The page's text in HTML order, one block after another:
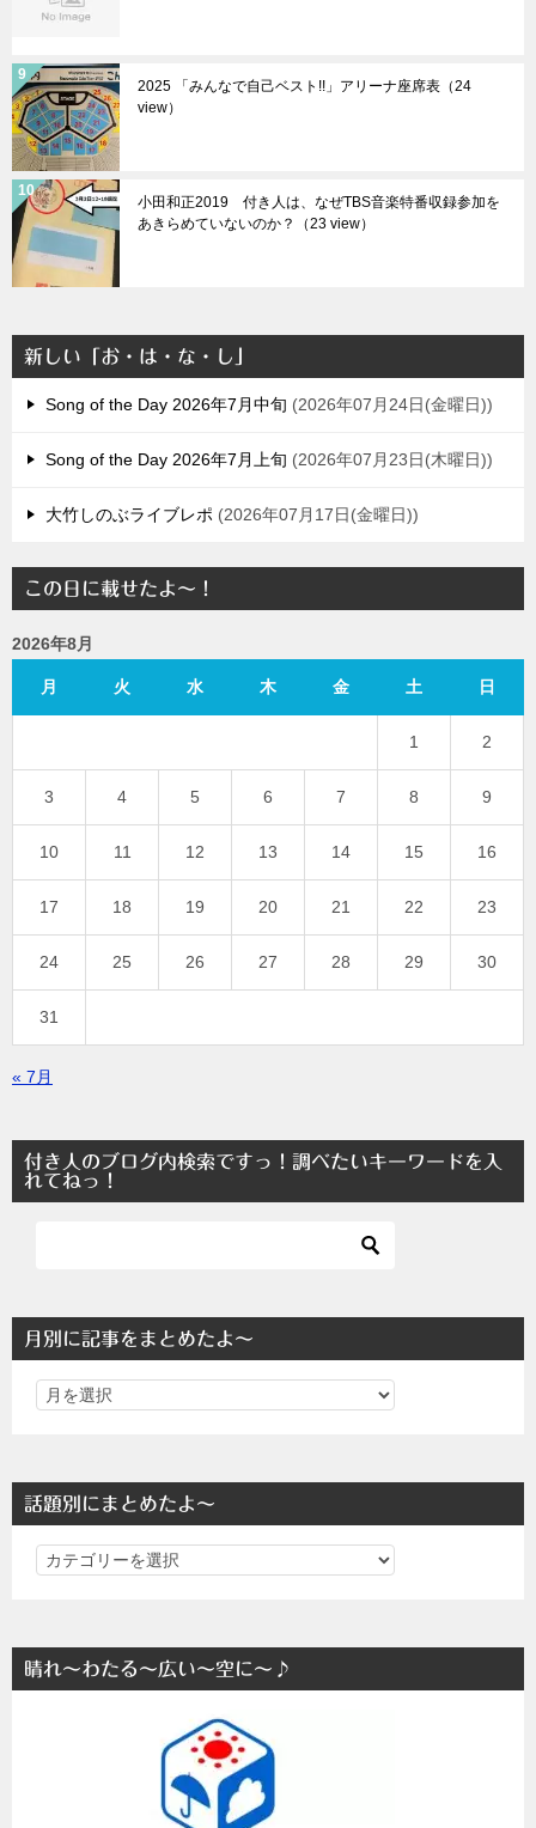
2025 「みんなで自己ベスト!!」アリーナ座席表（24
view）
小田和正2019 付き人は、なぜTBS音楽特番収録参加を
あきらめていないのか？（23 view）
新しい「お・は・な・し」
Song of the Day 2026年7月中旬 2026年07月24日(金曜日)
Song of the Day 2026年7月上旬 2026年07月23日(木曜日)
大竹しのぶライブレポ 2026年07月17日(金曜日)
この日に載せたよ～！
2026年8月
月 火 水 木 金 土 日
1 2
3 4 5 6 7 8 9
10 11 12 13 14 15 16
17 18 19 20 21 22 23
24 25 26 27 28 29 30
31
« 7月
付き人のブログ内検索ですっ！調べたいキーワードを入
れてねっ！
月別に記事をまとめたよ～
話題別にまとめたよ～
話
に
ま
晴れ～わたる～広い～空に～♪